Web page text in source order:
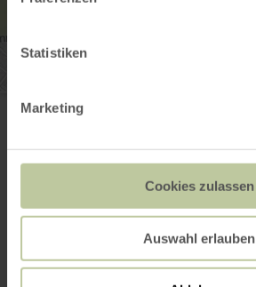
Statistiken
Marketing
Cookies zulassen
Auswahl erlauben
Rureifel Tourismus GmbH
Seeufer 3
+49 2473 55205 40
Plan your arrival